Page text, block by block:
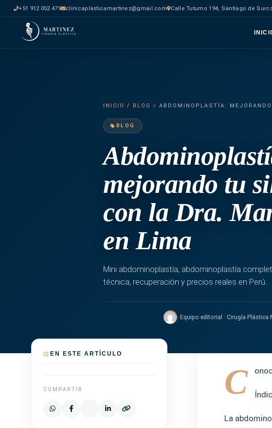
+51 912 052 479 clinicaplasticamartinez@gmail.com Calle Tutumo 194, Santiago de
INICIO / BLOG / ABDOMINOPLASTÍA:
BLOG
mejorando tu
con la Dra.
en Lima
Mini abdominoplastía, abdominoplastía
técnica, recuperación y precios reales en Perú.
· Equipo editorial · Cirugía Plástica
EN ESTE ARTÍCULO
COMPARTIR C
La